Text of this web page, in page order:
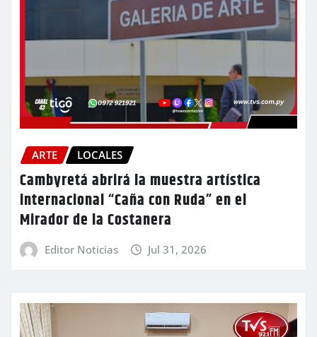
ARTE LOCALES
Cambyretá abrirá la muestra artística
internacional “Caña con Ruda” en el
Mirador de la Costanera
Editor Noticias Jul 31, 2026